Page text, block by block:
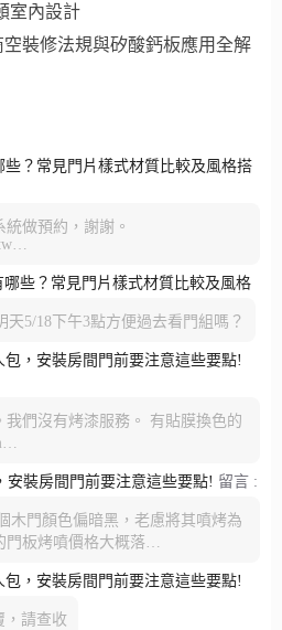
室內設計
裝修法規與矽酸鈣板應用全解
些？常見門片樣式材質比較及風格搭
做預約，謝謝。
哪些？常見門片樣式材質比較及風格
天5/18下午3點方便過去看門組嗎？
包，安裝房間門前要注意這些要點!
們沒有烤漆服務。 有貼膜換色的
安裝房間門前要注意這些要點! 留言 :
木門顏色偏暗黑，老慮將其噴烤為
門板烤噴價格大概落…
包，安裝房間門前要注意這些要點!
，請查收